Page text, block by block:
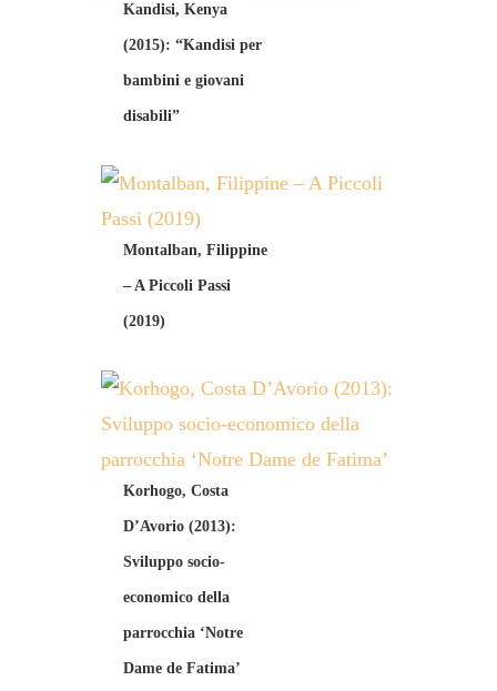
Kandisi, Kenya
(2015): “Kandisi per
bambini e giovani
disabili”
Montalban, Filippine
– A Piccoli Passi
(2019)
Korhogo, Costa
D’Avorio (2013):
Sviluppo socio-
economico della
parrocchia ‘Notre
Dame de Fatima’